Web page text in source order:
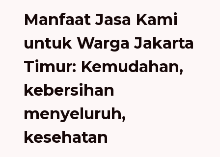
Manfaat Jasa Kami
untuk Warga Jakarta
Timur: Kemudahan,
kebersihan
menyeluruh,
kesehatan